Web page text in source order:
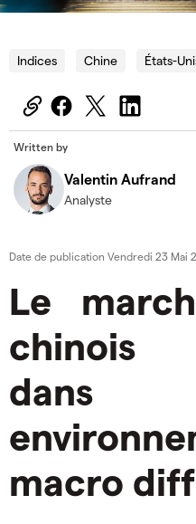
Indices Chine États-
Written by
Valentin Aufrand
Analyste
Date de publication Vendredi 23 Mai
Le
chinois
macro